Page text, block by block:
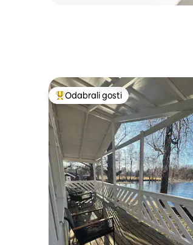
Među najviše rangiranima s
Odabrali gosti